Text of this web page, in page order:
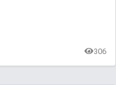
306